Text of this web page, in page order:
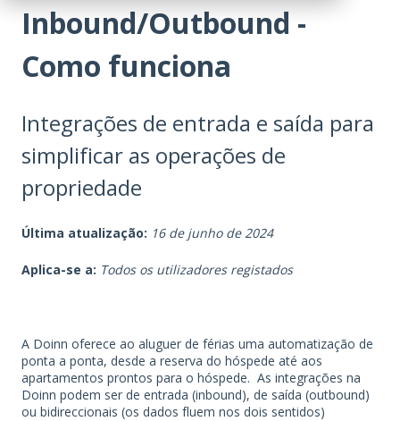
Inbound/Outbound -
Como funciona
Integrações de entrada e saída para
simplificar as operações de
propriedade
Última atualização: 16 de junho de 2024
Aplica-se a: Todos os utilizadores registados
A Doinn oferece ao aluguer de férias uma automatização de
ponta a ponta, desde a reserva do hóspede até aos
apartamentos prontos para o hóspede. As integrações na
Doinn podem ser de entrada (inbound), de saída (outbound)
ou bidireccionais (os dados fluem nos dois sentidos)